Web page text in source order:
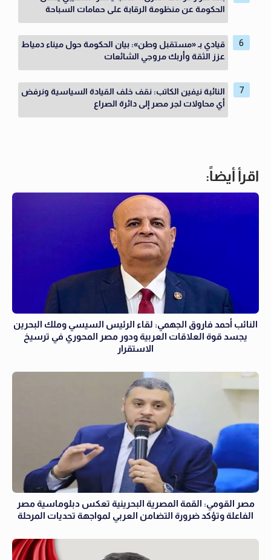
الحكومة عن منظومة الرقابة على حمامات السباحة
قيادي بـ «مستقبل وطن»: بيان الحكومة حول ميناء دمياط
عزز الثقة وأربك مروجي الشائعات
النائبة نيفين الكاتب: نقف خلف القيادة السياسية ونرفض
أي محاولات لجر مصر إلى دائرة الصراع
اقرأ أيضاً:
النائب أحمد فاروق الجهمي: لقاء الرئيس السيسي وملك البحرين
يجسد قوة العلاقات العربية ودور مصر المحوري في ترسيخ
الاستقرار
مصر القومي: القمة المصرية البحرينية تعكس دبلوماسية مصر
الفاعلة وتؤكد ضرورة التضامن العربي لمواجهة تحديات المرحلة